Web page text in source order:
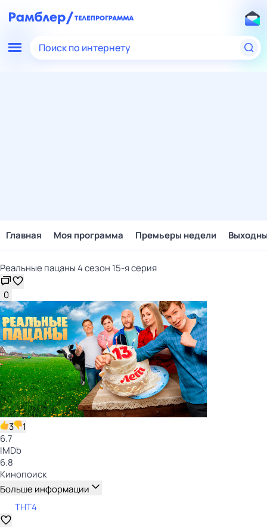
Поиск по интернету
Главная Моя программа Премьеры недели
Реальные пацаны 4 сезон 15-я серия
0
3
1
6.7
IMDb
6.8
Кинопоиск
Больше информации
ТНТ4